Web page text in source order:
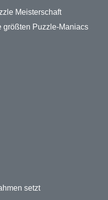
Meisterschaft
größten Puzzle-Maniacs
setzt